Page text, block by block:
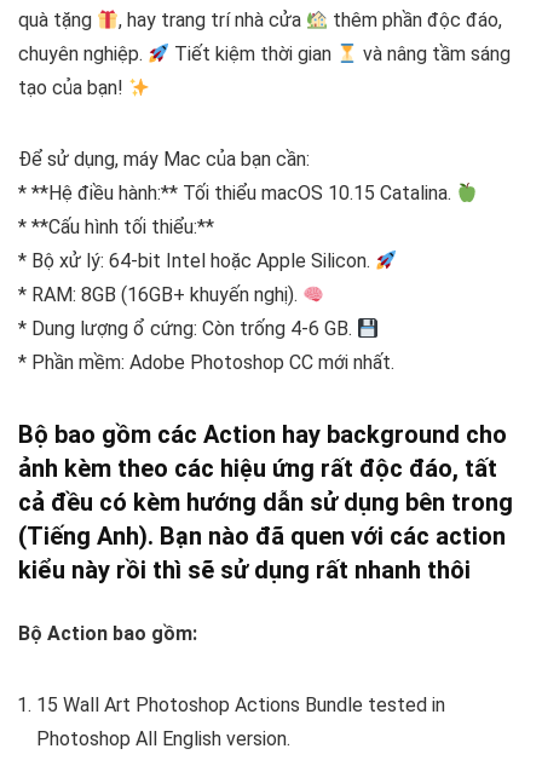
quà tặng
, hay trang trí nhà cửa
thêm phần độc đáo,
chuyên nghiệp.
Tiết kiệm thời gian
và nâng tầm sáng
tạo của bạn!
Để sử dụng, máy Mac của bạn cần:
* **Hệ điều hành:** Tối thiểu macOS 10.15 Catalina.
* **Cấu hình tối thiểu:**
* Bộ xử lý: 64-bit Intel hoặc Apple Silicon.
* RAM: 8GB (16GB+ khuyến nghị).
* Dung lượng ổ cứng: Còn trống 4-6 GB.
* Phần mềm: Adobe Photoshop CC mới nhất.
Bộ bao gồm các Action hay background cho
ảnh kèm theo các hiệu ứng rất độc đáo, tất
cả đều có kèm hướng dẫn sử dụng bên trong
(Tiếng Anh). Bạn nào đã quen với các action
kiểu này rồi thì sẽ sử dụng rất nhanh thôi
Bộ Action bao gồm:
15 Wall Art Photoshop Actions Bundle tested in
Photoshop All English version.